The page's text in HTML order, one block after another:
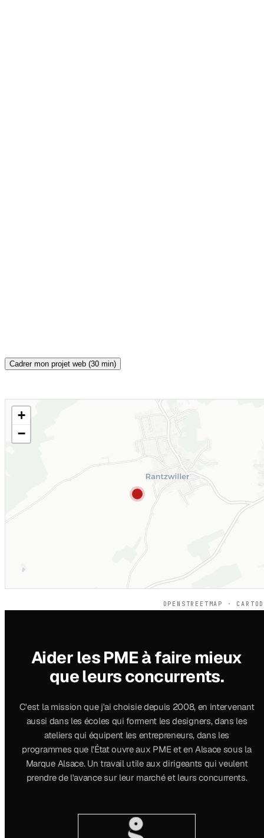
Cadrer mon projet web (30 min)
CARTE INTERACTIVE
+
−
OPENSTREETMAP ·
Aider les PME à faire mieux
que leurs concurrents.
C'est la mission que j'ai choisie depuis 2008, en intervenant
aussi dans les écoles qui forment les designers, dans les
ateliers qui équipent les entrepreneurs, dans les
programmes que l'État ouvre aux PME et en Alsace sous la
Marque Alsace. Un travail utile aux dirigeants qui veulent
prendre de l'avance sur leur marché et leurs concurrents.